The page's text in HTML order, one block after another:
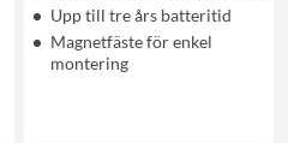
Upp till tre års batteritid
Magnetfäste för enkel
montering